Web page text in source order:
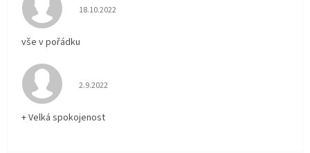
Hodnocení obchodu je 5 z 5 hvězdiček.
18.10.2022
vše v pořádku
Hodnocení obchodu je 5 z 5 hvězdiček.
2.9.2022
+ Velká spokojenost